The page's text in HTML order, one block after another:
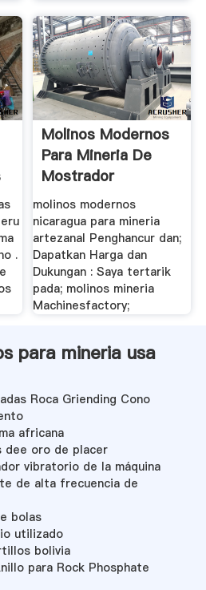
.
Molinos Modernos
Para Mineria De
Mostrador
molinos modernos
nicaragua para mineria
artezanal Penghancur dan;
Dapatkan Harga dan
Dukungan : Saya tertarik
pada; molinos mineria
Machinesfactory;
para mineria usa
Roca Griending Cono
africana
dee oro de placer
vibratorio de la máquina
de alta frecuencia de
bolas
utilizado
bolivia
para Rock Phosphate